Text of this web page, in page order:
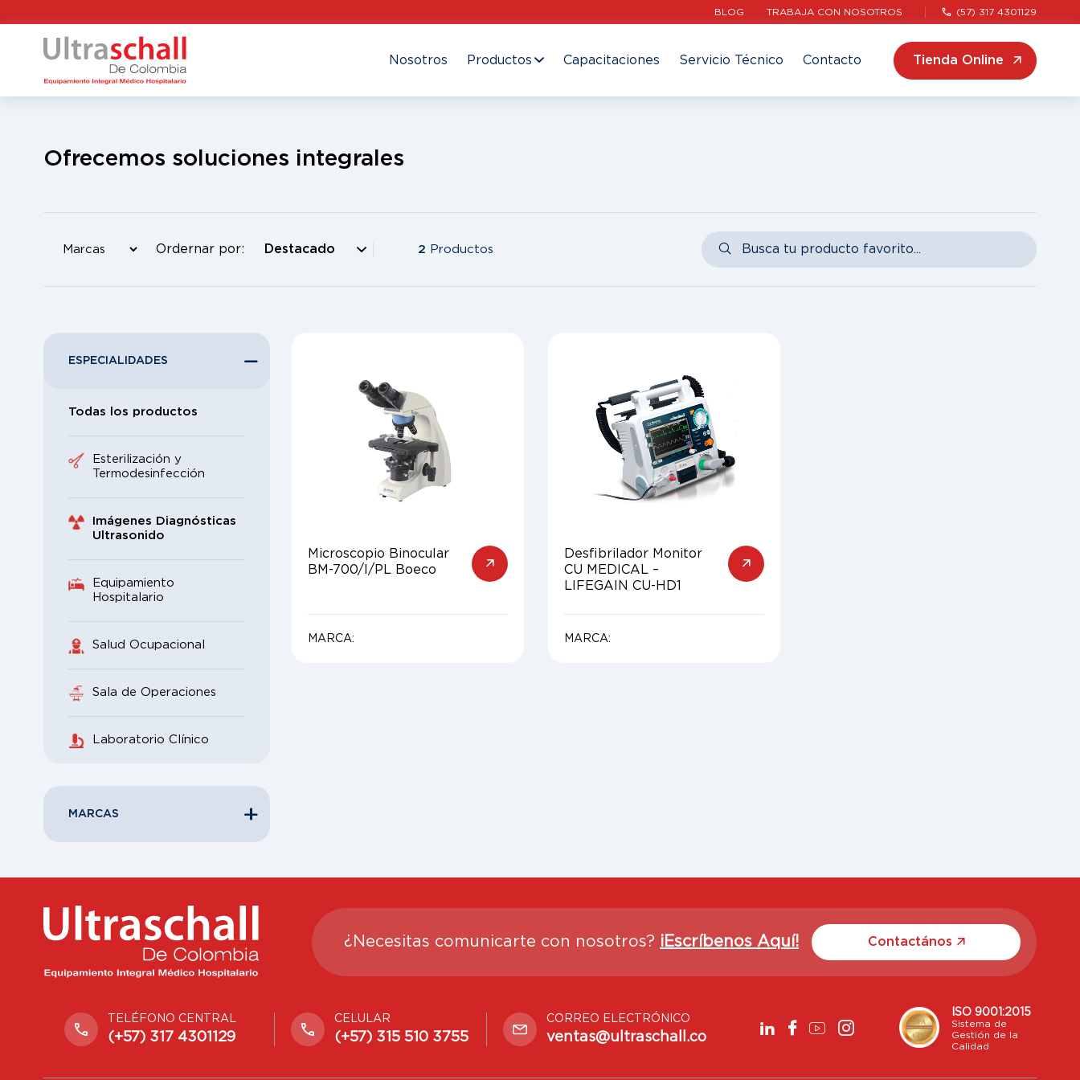
BLOG TRABAJA CON NOSOTROS (57) 317 4301129
Nosotros Productos Capacitaciones Servicio Técnico Contacto Tienda Online
Ofrecemos soluciones integrales
Ordernar por: 2 Productos
ESPECIALIDADES
Todas los productos
Esterilización y
Termodesinfección
Imágenes Diagnósticas
Ultrasonido
Equipamiento
Hospitalario
Salud Ocupacional
Sala de Operaciones
Laboratorio Clínico
MARCAS
Microscopio Binocular
BM-700/I/PL Boeco
MARCA:
Desfibrilador Monitor
CU MEDICAL –
LIFEGAIN CU-HD1
MARCA:
¿Necesitas comunicarte con nosotros? ¡Escríbenos Aquí! Contactános
TELÉFONO CENTRAL
(+57) 317 4301129
CELULAR
(+57) 315 510 3755
CORREO ELECTRÓNICO
ventas@ultraschall.co
ISO 9001:2015
Sistema de
Gestión de la
Calidad